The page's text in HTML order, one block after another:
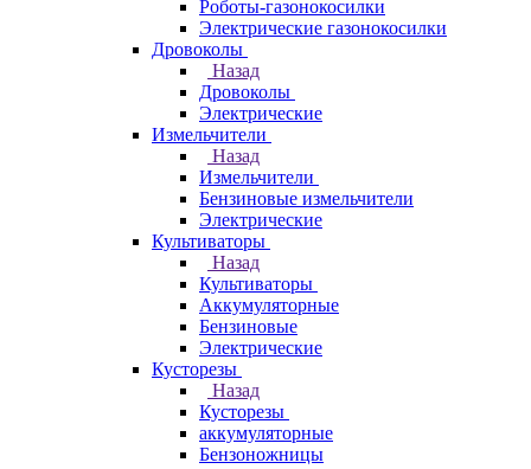
Роботы-газонокосилки
Электрические газонокосилки
Дровоколы
Назад
Дровоколы
Электрические
Измельчители
Назад
Измельчители
Бензиновые измельчители
Электрические
Культиваторы
Назад
Культиваторы
Аккумуляторные
Бензиновые
Электрические
Кусторезы
Назад
Кусторезы
аккумуляторные
Бензоножницы